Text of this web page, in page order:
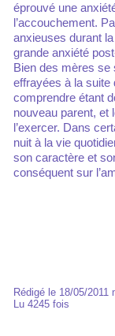
éprouvé une
l’accouchement.
anxieuses durant
grande anxiété
Bien des mères se
effrayées à la suite
comprendre étant
nouveau parent, et
l’exercer. Dans
nuit à la vie
son caractère et
conséquent sur
Rédigé le 18/05/2011
Lu 4245 fois